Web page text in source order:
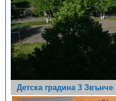
Детска градина 3 Звънче
Детска градина 3 Звънче